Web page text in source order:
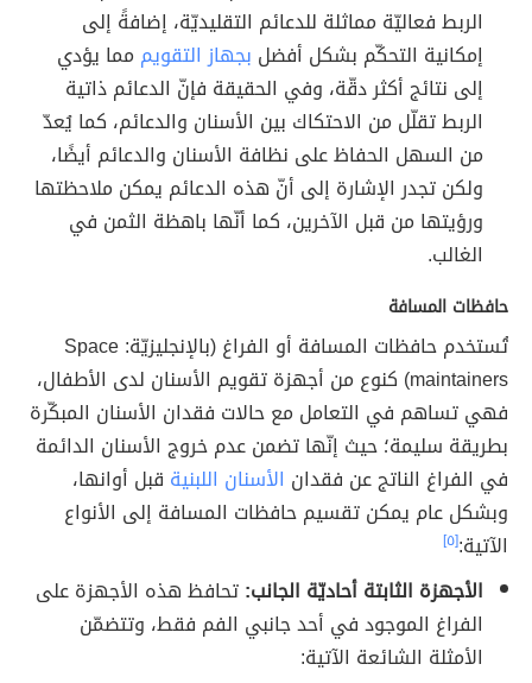
الربط فعاليّة مماثلة للدعائم التقليديّة، إضافةً إلى
إمكانية التحكّم بشكل أفضل بجهاز التقويم مما يؤدي
إلى نتائج أكثر دقّة، وفي الحقيقة فإنّ الدعائم ذاتية
الربط تقلّل من الاحتكاك بين الأسنان والدعائم، كما يُعدّ
من السهل الحفاظ على نظافة الأسنان والدعائم أيضًا،
ولكن تجدر الإشارة إلى أنّ هذه الدعائم يمكن ملاحظتها
ورؤيتها من قبل الآخرين، كما أنّها باهظة الثمن في
الغالب.
حافظات المسافة
تُستخدم حافظات المسافة أو الفراغ (بالإنجليزيّة: Space
maintainers) كنوع من أجهزة تقويم الأسنان لدى الأطفال،
فهي تساهم في التعامل مع حالات فقدان الأسنان المبكّرة
بطريقة سليمة؛ حيث إنّها تضمن عدم خروج الأسنان الدائمة
في الفراغ الناتج عن فقدان الأسنان اللبنية قبل أوانها،
وبشكل عام يمكن تقسيم حافظات المسافة إلى الأنواع
الآتية:[٥]
الأجهزة الثابتة أحاديّة الجانب:تحافظ هذه الأجهزة على
الفراغ الموجود في أحد جانبي الفم فقط، وتتضمّن
الأمثلة الشائعة الآتية: